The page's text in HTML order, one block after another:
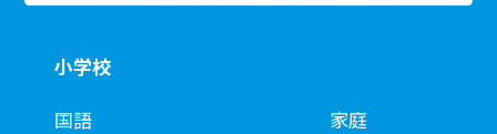
小学校
国語
家庭